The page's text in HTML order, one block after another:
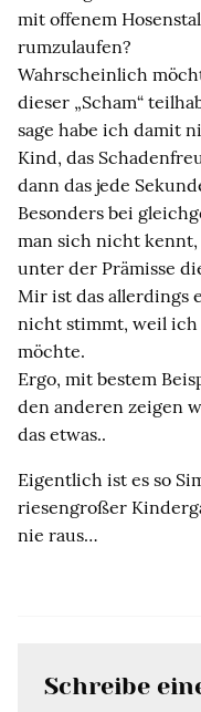
mit offenem
rumzulaufen?
Wahrscheinlich
dieser „Scham“
sage habe ich damit
Kind, das
dann das jede
Besonders bei
man sich nicht kennt,
unter der Prämisse
Mir ist das allerdings
nicht stimmt, weil ich
möchte.
Ergo, mit bestem
den anderen zeigen
das etwas..
Eigentlich ist es so
riesengroßer
nie raus…
Schreibe